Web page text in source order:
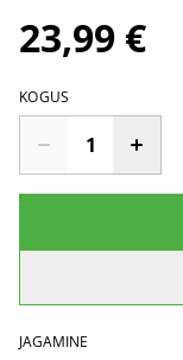
23,99 €
KOGUS
JAGAMINE